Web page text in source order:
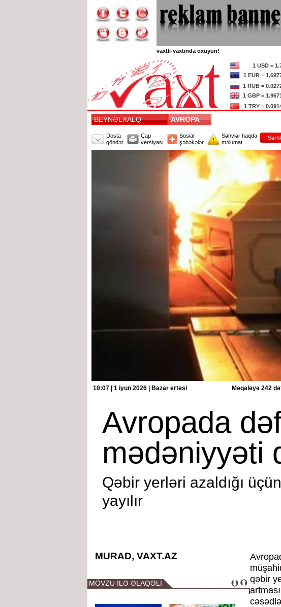
vaxtlı-vaxtında oxuyun!
1 USD =
1 EUR =
1 RUB =
1 GBP =
1 TRY =
BEYNƏLXALQ AVROPA
Dosta
göndər
Çap
versiyası
Sosial
şəbəkələr
Səhvlər haqda
məlumat
10:07 | 1 iyun 2026 | Bazar ertəsi Məqaləyə 242
Avropada
mədəniyyəti
Qəbir yerləri azaldığı
yayılır
MURAD, VAXT.AZ
MÖVZU İLƏ ƏLAQƏLİ
qəbir